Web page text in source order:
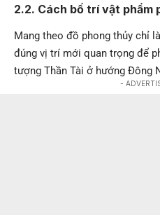
2.2. Cách bố trí vật phẩm
Mang theo đồ phong thủy chỉ
đúng vị trí mới quan trọng để
tượng Thần Tài ở hướng Đông
-